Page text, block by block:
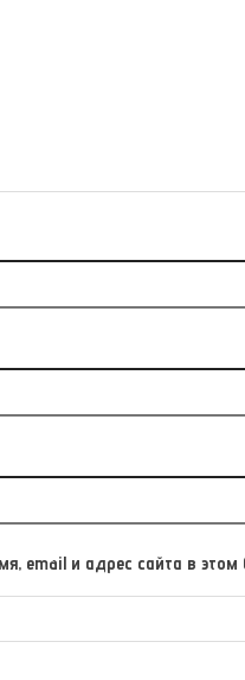
email и адрес сайта в